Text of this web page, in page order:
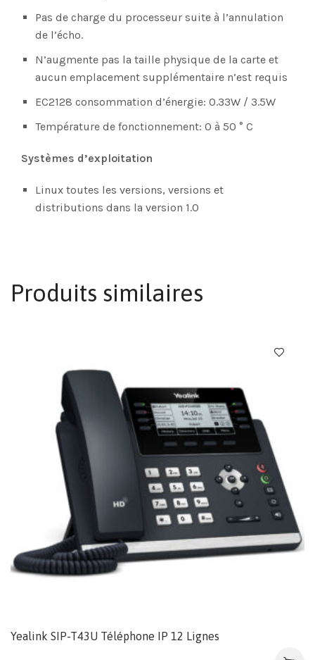
Pas de charge du processeur suite à l’annulation
de l’écho.
N’augmente pas la taille physique de la carte et
aucun emplacement supplémentaire n’est requis
EC2128 consommation d’énergie: 0.33W / 3.5W
Température de fonctionnement: 0 à 50 ° C
Systèmes d’exploitation
Linux toutes les versions, versions et
distributions dans la version 1.0
Produits similaires
Yealink SIP-T43U Téléphone IP 12 Lignes